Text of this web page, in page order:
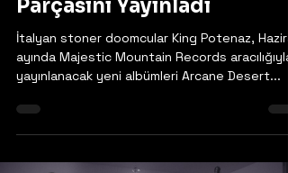
11 Mar 2025
King Potenaz - Yeni